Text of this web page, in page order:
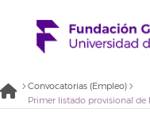
Convocatorias (Empleo)